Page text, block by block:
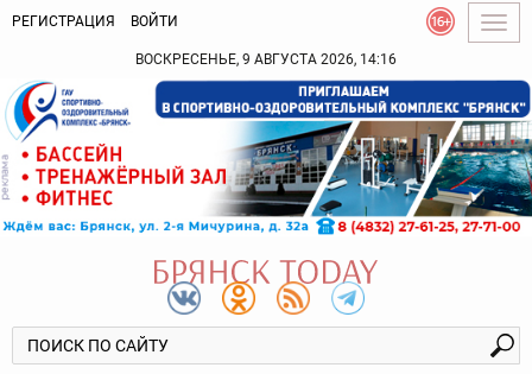
РЕГИСТРАЦИЯ ВОЙТИ
ВОСКРЕСЕНЬЕ, 9 АВГУСТА 2026, 14:16